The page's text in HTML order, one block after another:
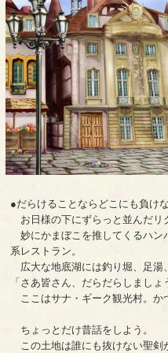
●だらけることならどこにも負け
お日様の下にずらっと並んだリ
妙にかまぼこを推してくるハン
系レストラン。
広大な地底湖には釣り堀、足湯
「さあ皆さん、だらだらしましょ
ここはサナ・ギーク観光村。か
ちょっとだけ昔話をしよう。
この土地は誰にも抜けない聖剣